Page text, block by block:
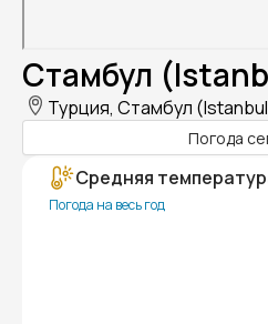
Стамбул
Турция, Стамбул
Погода
Средняя
Погода на весь год